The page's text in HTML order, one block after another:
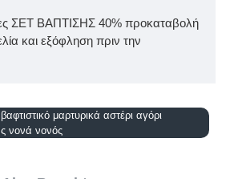
ΣΕΤ ΒΑΠΤΙΣΗΣ 40% προκαταβολή
και εξόφληση πριν την
μαρτυρικά αστέρι αγόρι
νονά νονός